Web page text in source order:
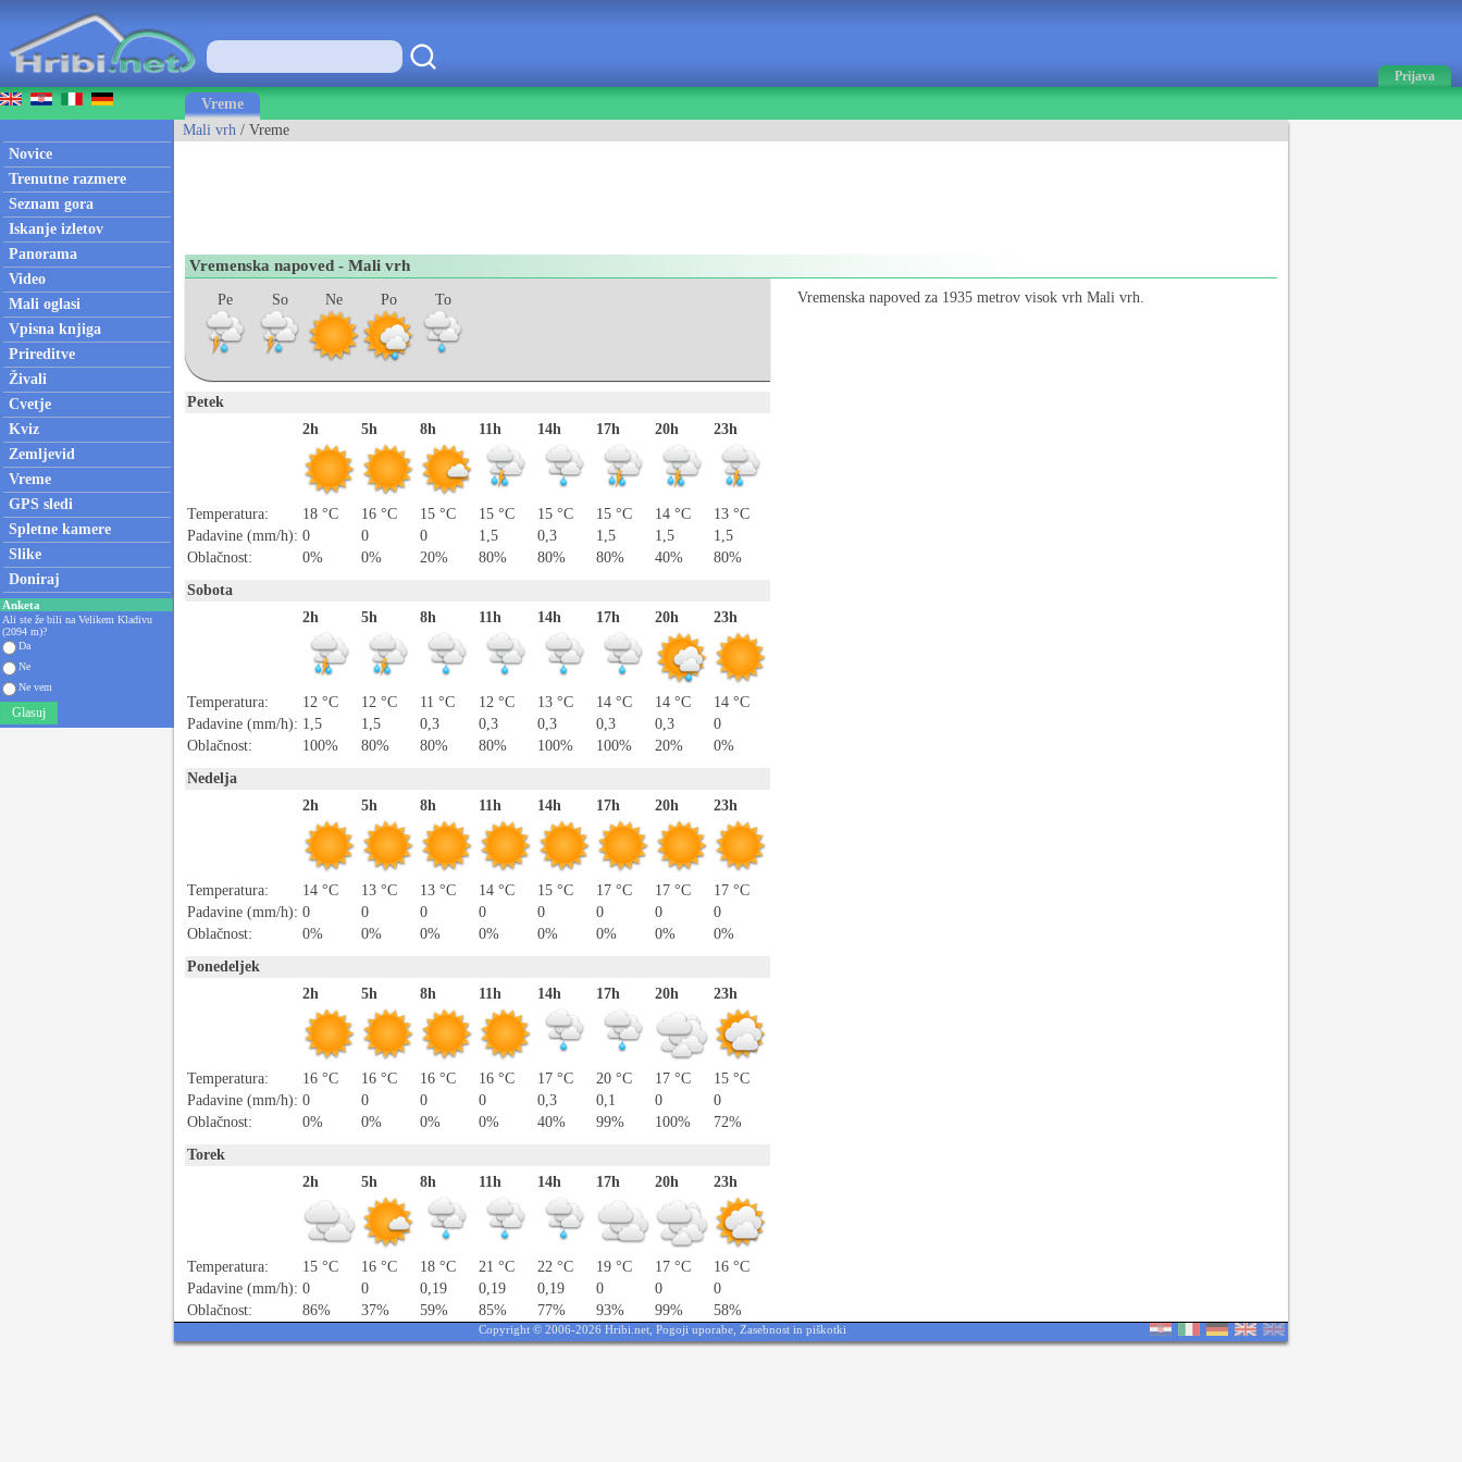
Prijava
Vreme
Novice
Trenutne razmere
Seznam gora
Iskanje izletov
Panorama
Video
Mali oglasi
Vpisna knjiga
Prireditve
Živali
Cvetje
Kviz
Zemljevid
Vreme
GPS sledi
Spletne kamere
Slike
Doniraj
Anketa
Ali ste že bili na Velikem Kladivu
(2094 m)?
Da
Ne
Ne vem
Glasuj
Mali vrh / Vreme
Vremenska napoved - Mali vrh
Pe So Ne Po To
Petek
2h
Temperatura:
18 °C
Padavine (mm/h): 0
Oblačnost:
0%
5h
16 °C
0
0%
8h
15 °C
0
20%
11h
15 °C
1,5
80%
14h
15 °C
0,3
80%
17h
15 °C
1,5
80%
20h
14 °C
1,5
40%
23h
13 °C
1,5
80%
Sobota
2h
Temperatura:
12 °C
Padavine (mm/h): 1,5
Oblačnost:
100%
5h
12 °C
1,5
80%
8h
11 °C
0,3
80%
11h
12 °C
0,3
80%
14h
13 °C
0,3
100%
17h
14 °C
0,3
100%
20h
14 °C
0,3
20%
23h
14 °C
0
0%
Nedelja
2h
Temperatura:
14 °C
Padavine (mm/h): 0
Oblačnost:
0%
5h
13 °C
0
0%
8h
13 °C
0
0%
11h
14 °C
0
0%
14h
15 °C
0
0%
17h
17 °C
0
0%
20h
17 °C
0
0%
23h
17 °C
0
0%
Ponedeljek
2h
Temperatura:
16 °C
Padavine (mm/h): 0
Oblačnost:
0%
5h
16 °C
0
0%
8h
16 °C
0
0%
11h
16 °C
0
0%
14h
17 °C
0,3
40%
17h
20 °C
0,1
99%
20h
17 °C
0
100%
23h
15 °C
0
72%
Torek
2h
Temperatura:
15 °C
Padavine (mm/h): 0
Oblačnost:
86%
5h
16 °C
0
37%
8h
18 °C
0,19
59%
11h
21 °C
0,19
85%
14h
22 °C
0,19
77%
17h
19 °C
0
93%
20h
17 °C
0
99%
23h
16 °C
0
58%
Vremenska napoved za 1935 metrov visok vrh Mali vrh.
Copyright © 2006-2026 Hribi.net, Pogoji uporabe, Zasebnost in piškotki